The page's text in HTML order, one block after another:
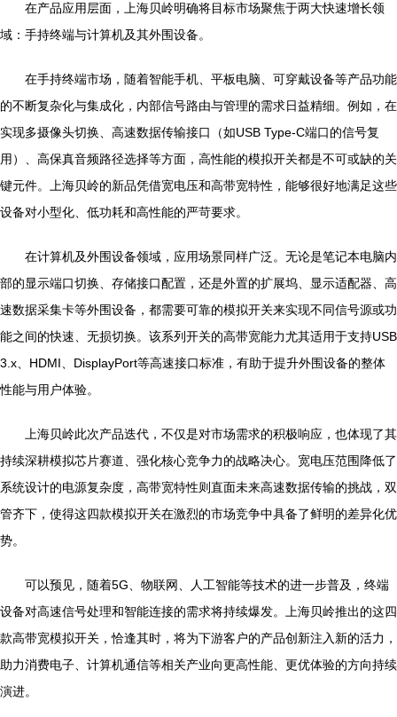
在产品应用层面，上海贝岭明确将目标市场聚焦于两大快速增长领
域：手持终端与计算机及其外围设备。
在手持终端市场，随着智能手机、平板电脑、可穿戴设备等产品功能
的不断复杂化与集成化，内部信号路由与管理的需求日益精细。例如，在
实现多摄像头切换、高速数据传输接口（如USB Type-C端口的信号复
用）、高保真音频路径选择等方面，高性能的模拟开关都是不可或缺的关
键元件。上海贝岭的新品凭借宽电压和高带宽特性，能够很好地满足这些
设备对小型化、低功耗和高性能的严苛要求。
在计算机及外围设备领域，应用场景同样广泛。无论是笔记本电脑内
部的显示端口切换、存储接口配置，还是外置的扩展坞、显示适配器、高
速数据采集卡等外围设备，都需要可靠的模拟开关来实现不同信号源或功
能之间的快速、无损切换。该系列开关的高带宽能力尤其适用于支持USB
3.x、HDMI、DisplayPort等高速接口标准，有助于提升外围设备的整体
性能与用户体验。
上海贝岭此次产品迭代，不仅是对市场需求的积极响应，也体现了其
持续深耕模拟芯片赛道、强化核心竞争力的战略决心。宽电压范围降低了
系统设计的电源复杂度，高带宽特性则直面未来高速数据传输的挑战，双
管齐下，使得这四款模拟开关在激烈的市场竞争中具备了鲜明的差异化优
势。
可以预见，随着5G、物联网、人工智能等技术的进一步普及，终端
设备对高速信号处理和智能连接的需求将持续爆发。上海贝岭推出的这四
款高带宽模拟开关，恰逢其时，将为下游客户的产品创新注入新的活力，
助力消费电子、计算机通信等相关产业向更高性能、更优体验的方向持续
演进。